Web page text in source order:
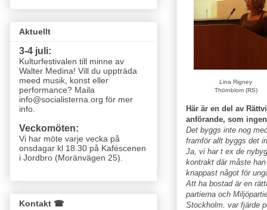
Lina Rigney
Thörnblom (RS)
Här är en del av
anförande, som
Det byggs inte nog
framför allt byggs det
Ja, vi har t ex de
kontrakt där måste
knappast något för
Att ha bostad är en
partierna och
Stockholm. var fjärde
Aktuellt
3-4 juli:
Kulturfestivalen till minne av
Walter Medina! Vill du uppträda
meed musik, konst eller
performance? Maila
info@socialisterna.org för mer
info.
Veckomöten:
Vi har möte varje vecka på
onsdagar kl 18.30 på Kaféscenen
i Jordbro (Moränvägen 25)
Kontakt ☎